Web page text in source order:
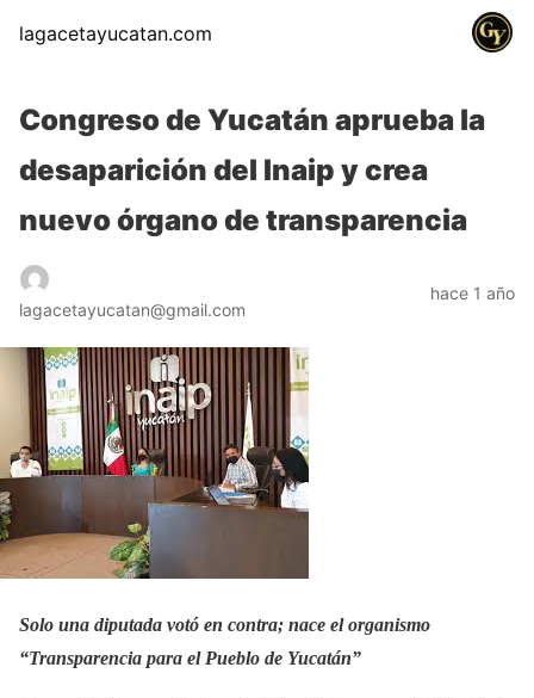
lagacetayucatan.com
Congreso de Yucatán aprueba la
desaparición del Inaip y crea
nuevo órgano de transparencia
lagacetayucatan@gmail.com
hace 1 año
Solo una diputada votó en contra; nace el organismo
“Transparencia para el Pueblo de Yucatán”